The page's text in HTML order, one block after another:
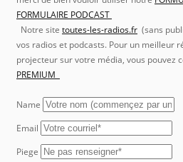
FORMULAIRE PODCAST
Notre site toutes-les-radios.fr (sans
vos radios et podcasts. Pour un meilleur
projecteur sur votre média, vous pouvez
PREMIUM
Name
Email
Piege